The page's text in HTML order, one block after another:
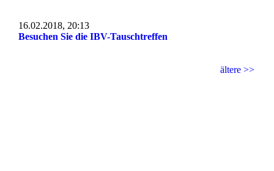
16.02.2018, 20:13
Besuchen Sie die IBV-Tauschtreffen
ältere >>